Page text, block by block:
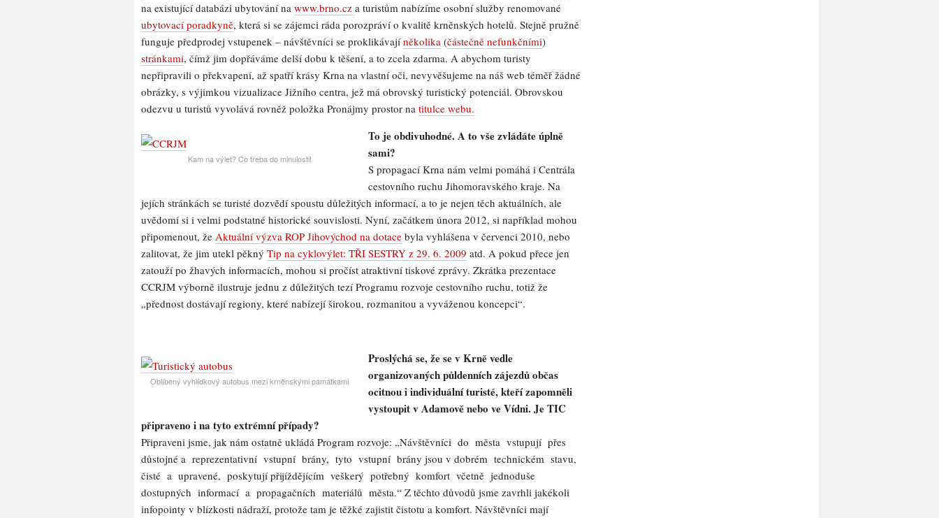
na existující databázi ubytování na www.brno.cz a turistům nabízíme osobní služby renomované
ubytovací poradkyně, která si se zájemci ráda porozpráví o kvalitě krněnských hotelů. Stejně pružně
funguje předprodej vstupenek – návštěvníci se proklikávajíněkolika (částečně nefunkčními)
stránkami, čímž jim dopřáváme delší dobu k těšení, a to zcela zdarma. A abychom turisty
nepřipravili o překvapení, až spatří krásy Krna na vlastní oči, nevyvěšujeme na náš web téměř žádné
obrázky, s výjimkou vizualizace Jižního centra, jež má obrovský turistický potenciál. Obrovskou
odezvu u turistů vyvolává rovněž položka Pronájmy prostor na titulce webu.
Kam na výlet? Co třeba do minulosti!
To je obdivuhodné. A to vše zvládáte úplně
sami?
S propagací Krna nám velmi pomáhá i Centrála
cestovního ruchu Jihomoravského kraje. Na
jejích stránkách se turisté dozvědí spoustu důležitých informací, a to je nejen těch aktuálních, ale
uvědomí si i velmi podstatné historické souvislosti. Nyní, začátkem února 2012, si například mohou
připomenout, že Aktuální výzva ROP Jihovýchod na dotace byla vyhlášena v červenci 2010, nebo
zalitovat, že jim utekl pěkný Tip na cyklovýlet: TŘI SESTRY z 29. 6. 2009 atd. A pokud přece jen
zatouží po žhavých informacích, mohou si pročíst atraktivní tiskové zprávy. Zkrátka prezentace
CCRJM výborně ilustruje jednu z důležitých tezí Programu rozvoje cestovního ruchu, totiž že
„přednost dostávají regiony, které nabízejí širokou, rozmanitou a vyváženou koncepci“.
Oblíbený vyhlídkový autobus mezi krněnskými památkami
Proslýchá se, že se v Krně vedle
organizovaných půldenních zájezdů občas
ocitnou i individuální turisté, kteří zapomněli
vystoupit v Adamově nebo ve Vídni. Je TIC
připraveno i na tyto extrémní případy?
Připraveni jsme, jak nám ostatně ukládá Program rozvoje: „Návštěvníci do města vstupují přes
důstojné a reprezentativní vstupní brány, tyto vstupní brány jsou v dobrém technickém stavu,
čisté a upravené, poskytují přijíždějícím veškerý potřebný komfort včetně jednoduše
dostupných informací a propagačních materiálů města.“ Z těchto důvodů jsme zavrhli jakékoli
infopointy v blízkosti nádraží, protože tam je těžké zajistit čistotu a komfort. Návštěvníci mají